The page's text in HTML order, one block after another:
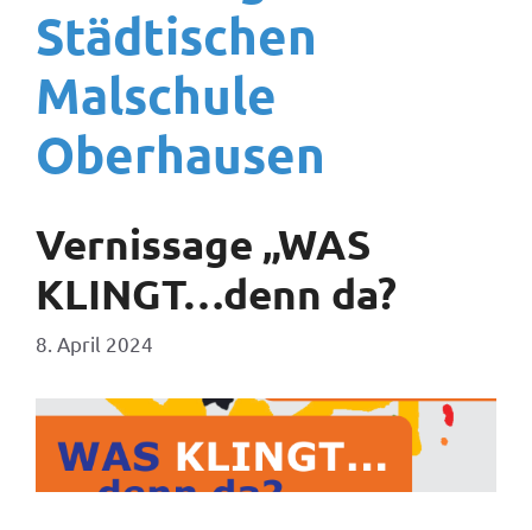
Städtischen
Malschule
Oberhausen
Vernissage „WAS
KLINGT…denn da?
8. April 2024